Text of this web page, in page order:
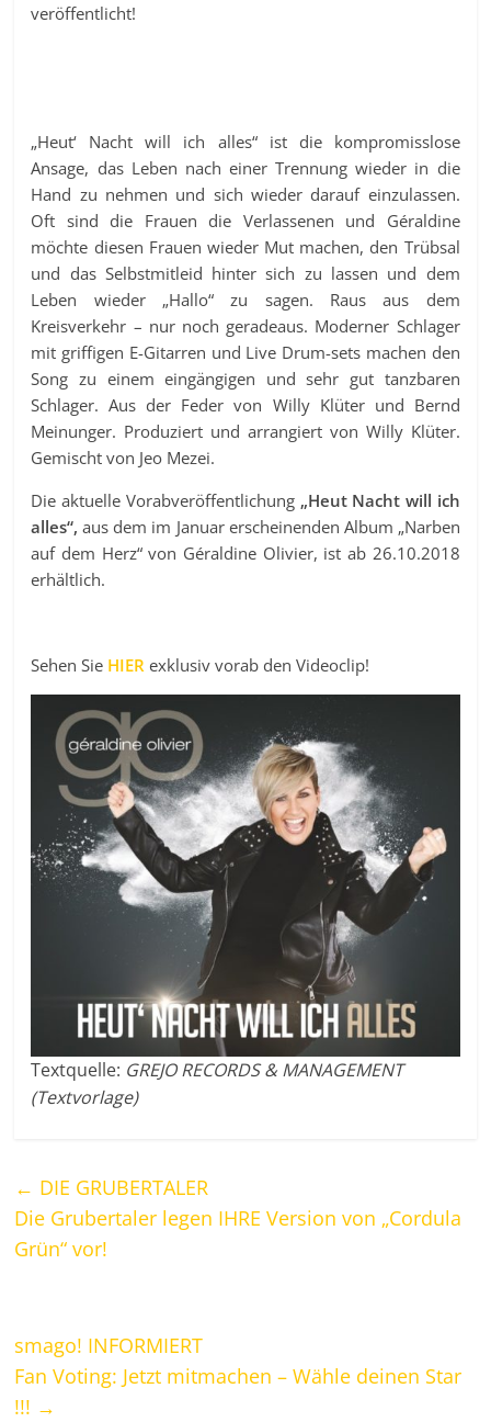
veröffentlicht!
„Heut‘ Nacht will ich alles“ ist die kompromisslose
Ansage, das Leben nach einer Trennung wieder in die
Hand zu nehmen und sich wieder darauf einzulassen.
Oft sind die Frauen die Verlassenen und Géraldine
möchte diesen Frauen wieder Mut machen, den Trübsal
und das Selbstmitleid hinter sich zu lassen und dem
Leben wieder „Hallo“ zu sagen. Raus aus dem
Kreisverkehr – nur noch geradeaus. Moderner Schlager
mit griffigen E-Gitarren und Live Drum-sets machen den
Song zu einem eingängigen und sehr gut tanzbaren
Schlager. Aus der Feder von Willy Klüter und Bernd
Meinunger. Produziert und arrangiert von Willy Klüter.
Gemischt von Jeo Mezei.
Die aktuelle Vorabveröffentlichung „Heut Nacht will ich
alles“, aus dem im Januar erscheinenden Album „Narben
auf dem Herz“ von Géraldine Olivier, ist ab 26.10.2018
erhältlich.
Sehen Sie HIER exklusiv vorab den Videoclip!
Textquelle: GREJO RECORDS & MANAGEMENT
(Textvorlage)
← DIE GRUBERTALER
Die Grubertaler legen IHRE Version von „Cordula
Grün“ vor!
smago! INFORMIERT
Fan Voting: Jetzt mitmachen – Wähle deinen Star
!!! →